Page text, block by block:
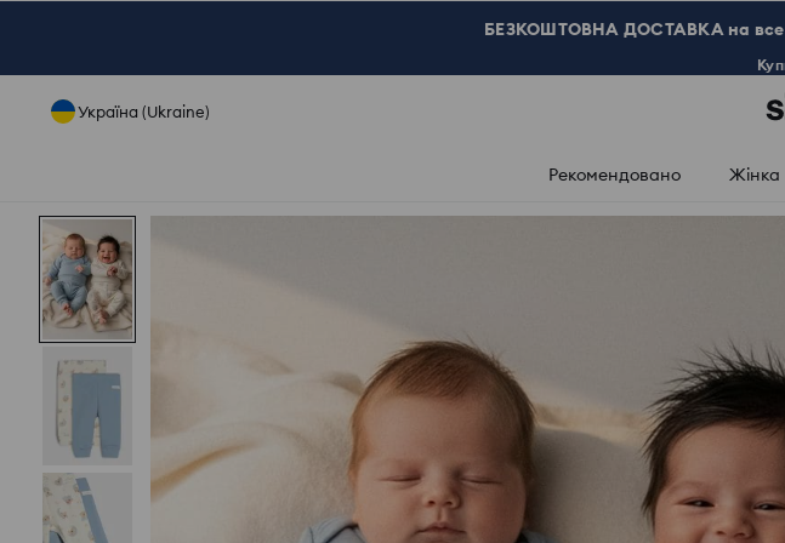
БЕЗКОШТОВНА ДОСТАВКА на все
Україна (Ukraine)
Рекомендовано Жінка